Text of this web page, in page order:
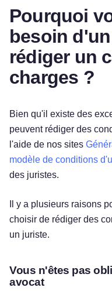
Pourquoi
besoin
rédiger un
charges ?
Bien qu'il existe des
peuvent rédiger des
l'aide de nos sites
modèle de conditions
des juristes.
Il y a plusieurs raisons
choisir de rédiger des
un juriste.
Vous n'êtes pas
avocat